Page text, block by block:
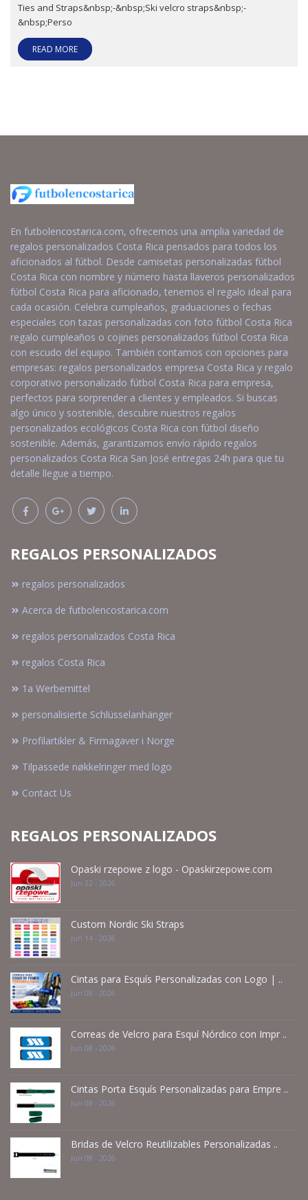
Ties and Straps&nbsp;-&nbsp;Ski velcro straps&nbsp;-
&nbsp;Perso
READ MORE
En futbolencostarica.com, ofrecemos una amplia variedad de
regalos personalizados Costa Rica pensados para todos los
aficionados al fútbol. Desde camisetas personalizadas fútbol
Costa Rica con nombre y número hasta llaveros personalizados
fútbol Costa Rica para aficionado, tenemos el regalo ideal para
cada ocasión. Celebra cumpleaños, graduaciones o fechas
especiales con tazas personalizadas con foto fútbol Costa Rica
regalo cumpleaños o cojines personalizados fútbol Costa Rica
con escudo del equipo. También contamos con opciones para
empresas: regalos personalizados empresa Costa Rica y regalo
corporativo personalizado fútbol Costa Rica para empresa,
perfectos para sorprender a clientes y empleados. Si buscas
algo único y sostenible, descubre nuestros regalos
personalizados ecológicos Costa Rica con fútbol diseño
sostenible. Además, garantizamos envío rápido regalos
personalizados Costa Rica San José entregas 24h para que tu
detalle llegue a tiempo.
REGALOS PERSONALIZADOS
regalos personalizados
Acerca de futbolencostarica.com
regalos personalizados Costa Rica
regalos Costa Rica
1a Werbemittel
personalisierte Schlüsselanhänger
Profilartikler & Firmagaver i Norge
Tilpassede nøkkelringer med logo
Contact Us
REGALOS PERSONALIZADOS
Opaski rzepowe z logo - Opaskirzepowe.com
Jun 22 - 2026
Custom Nordic Ski Straps
Jun 14 - 2026
Cintas para Esquís Personalizadas con Logo | ..
Jun 08 - 2026
Correas de Velcro para Esquí Nórdico con Impr ..
Jun 08 - 2026
Cintas Porta Esquís Personalizadas para Empre ..
Jun 08 - 2026
Bridas de Velcro Reutilizables Personalizadas ..
Jun 08 - 2026